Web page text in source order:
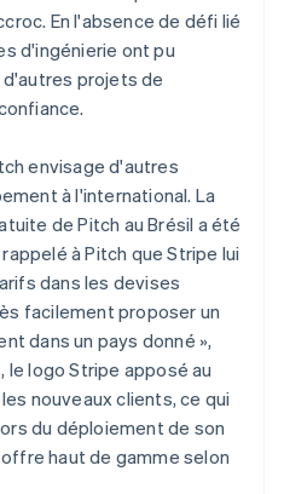
En l'absence de défi lié
d'ingénierie ont pu
projets de
envisage d'autres
à l'international. La
de Pitch au Brésil a été
à Pitch que Stripe lui
dans les devises
facilement proposer un
dans un pays donné »,
le logo Stripe apposé au
nouveaux clients, ce qui
du déploiement de son
haut de gamme selon